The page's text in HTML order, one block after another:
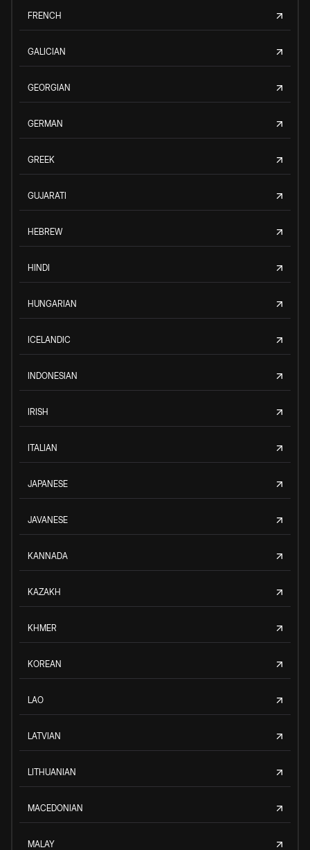
FRENCH
GALICIAN
GEORGIAN
GERMAN
GREEK
GUJARATI
HEBREW
HINDI
HUNGARIAN
ICELANDIC
INDONESIAN
IRISH
ITALIAN
JAPANESE
JAVANESE
KANNADA
KAZAKH
KHMER
KOREAN
LAO
LATVIAN
LITHUANIAN
MACEDONIAN
MALAY